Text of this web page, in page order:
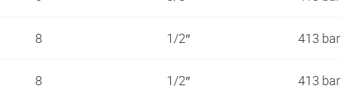
8 1/2″ 413 bar
8 1/2″ 413 bar